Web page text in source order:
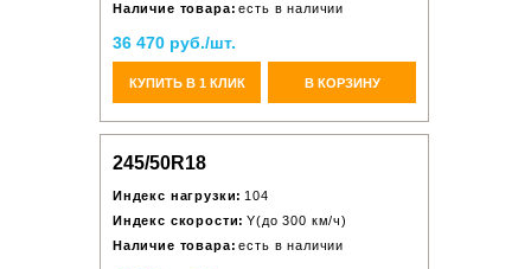
Наличие товара: есть в наличии
36 470 руб./шт.
КУПИТЬ В 1 КЛИК В КОРЗИНУ
245/50R18
Индекс нагрузки: 104
Индекс скорости: Y(до 300 км/ч)
Наличие товара: есть в наличии